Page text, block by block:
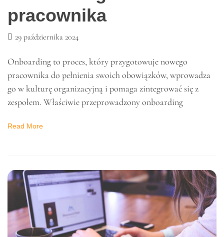
BIURO
5 kluczowych
elementów skutecznego
onboardingu
pracownika
Onboarding to proces, który przygotowuje nowego
pracownika do pełnienia swoich obowiązków, wprowadza
go w kulturę organizacyjną i pomaga zintegrować się z
zespołem. Właściwie przeprowadzony onboarding